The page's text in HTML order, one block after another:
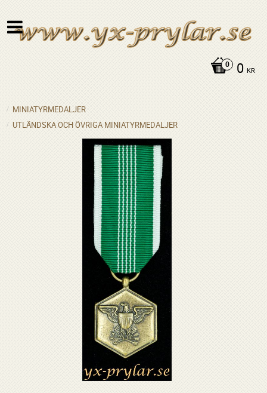
0 KR
MINIATYRMEDALJER
UTLÄNDSKA OCH ÖVRIGA MINIATYRMEDALJER